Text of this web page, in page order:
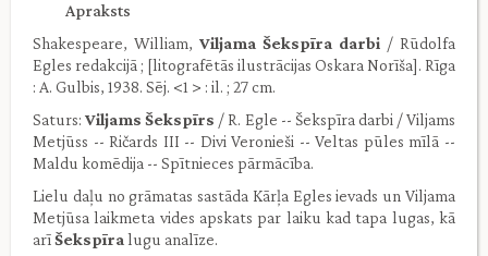
Apraksts
Shakespeare, William, Viljama Šekspīra darbi / Rūdolfa
Egles redakcijā ; [litografētās ilustrācijas Oskara Norīša]. Rīga
: A. Gulbis, 1938. Sēj. <1 > : il. ; 27 cm.
Saturs:Viljams Šekspīrs / R. Egle -- Šekspīra darbi / Viljams
Metjūss -- Ričards III -- Divi Veronieši -- Veltas pūles mīlā --
Maldu komēdija -- Spītnieces pārmācība.
Lielu daļu no grāmatas sastāda Kārļa Egles ievads un Viljama
Metjūsa laikmeta vides apskats par laiku kad tapa lugas, kā
arīŠekspīra lugu analīze.